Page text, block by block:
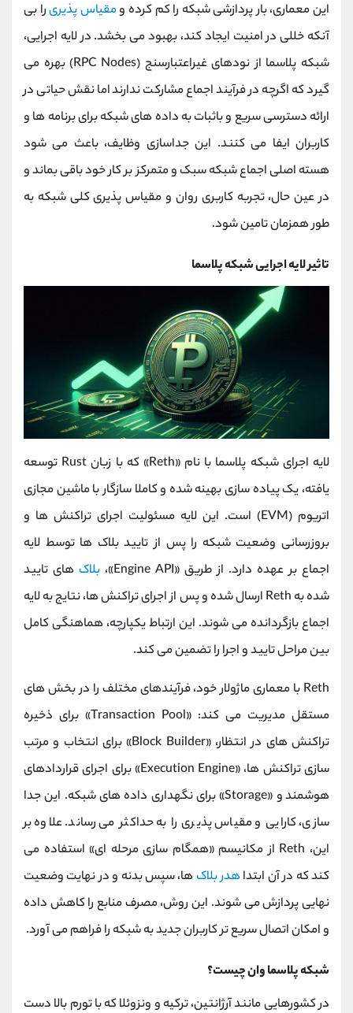
این معماری، بار پردازشی شبکه را کم کرده ومقیاس ‌پذیریرا بی‌
آنکه خللی در امنیت ایجاد کند، بهبود می ‌بخشد. در لایه اجرایی،
شبکه پلاسما از نودهای غیراعتبارسنج (RPC Nodes) بهره می
گیرد که اگرچه در فرآیند اجماع مشارکت ندارند اما نقش حیاتی در
ارائه دسترسی سریع و باثبات به داده‌ های شبکه برای برنامه ‌ها و
کاربران ایفا می کنند. این جداسازی وظایف، باعث می ‌شود
هسته اصلی اجماع شبکه سبک و متمرکز بر کار خود باقی بماند و
در عین حال، تجربه کاربری روان و مقیاس ‌پذیری کلی شبکه به
طور همزمان تامین شود.
تاثیر لایه اجرایی شبکه پلاسما
لایه اجرای شبکه پلاسما با نام «Reth» که با زبان Rust توسعه
یافته، یک پیاده‌ سازی بهینه ‌شده و کاملا سازگار با ماشین مجازی
اتریوم (EVM) است. این لایه مسئولیت اجرای تراکنش ‌ها و
بروزرسانی وضعیت شبکه را پس از تایید بلاک‌ ها توسط لایه
اجماع بر عهده دارد. از طریق «Engine API»،
بلاک ‌های تایید
شده به Reth ارسال شده و پس از اجرای تراکنش ‌ها، نتایج به لایه
اجماع بازگردانده می ‌شوند. این ارتباط یکپارچه، هماهنگی کامل
بین مراحل تایید و اجرا را تضمین می ‌کند.
Reth با معماری ماژولار خود، فرآیندهای مختلف را در بخش‌ های
مستقل مدیریت می کند: «Transaction Pool» برای ذخیره
تراکنش‌ های در انتظار، «Block Builder» برای انتخاب و مرتب
‌سازی تراکنش ‌ها، «Execution Engine» برای اجرای قراردادهای
هوشمند و «Storage» برای نگهداری داده‌ های شبکه. این جدا
سازی، کارایی و مقیاس ‌پذیری را به حداکثر می ‌رساند. علاوه بر
این، Reth از مکانیسم «همگام ‌سازی مرحله ‌ای» استفاده می
کند که در آن ابتداهدر بلاک ‌ها، سپس بدنه و در نهایت وضعیت
نهایی پردازش می ‌شوند. این روش، مصرف منابع را کاهش داده
و امکان اتصال سریع ‌تر کاربران جدید به شبکه را فراهم می ‌آورد.
شبکه پلاسما وان چیست؟
در کشورهایی مانند آرژانتین، ترکیه و ونزوئلا که با تورم بالا دست